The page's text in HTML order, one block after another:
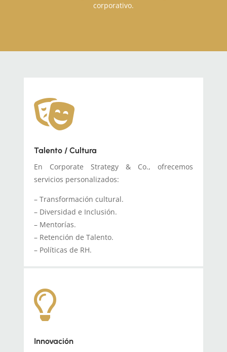
corporativo.

Talento / Cultura
En Corporate Strategy & Co., ofrecemos
servicios personalizados:
– Transformación cultural.
– Diversidad e Inclusión.
– Mentorías.
– Retención de Talento.
– Políticas de RH.

Innovación